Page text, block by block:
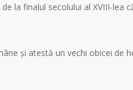
la finalul secolului al XVIII-lea
și atestă un vechi obicei de